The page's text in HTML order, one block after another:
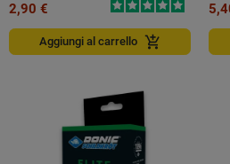
2,90 €
Aggiungi al carrello add_shopping_cart